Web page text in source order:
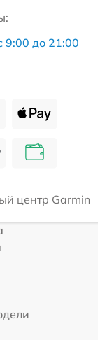
9:00 до 21:00
центр Garmin